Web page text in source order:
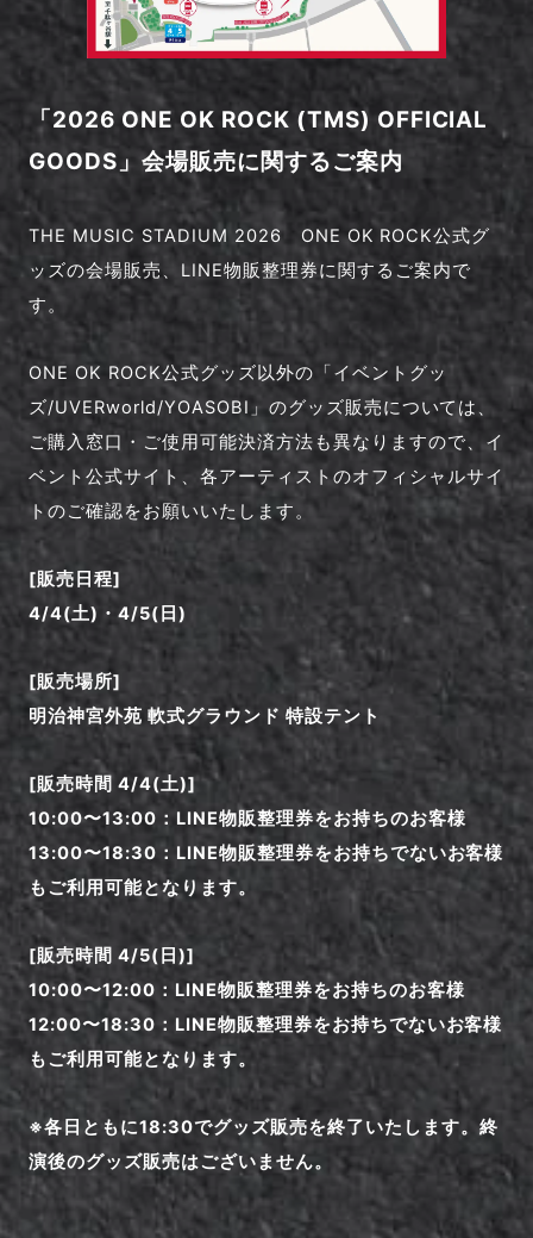
「2026 ONE OK ROCK (TMS) OFFICIAL
GOODS」会場販売に関するご案内
THE MUSIC STADIUM 2026 ONE OK ROCK公式グ
ッズの会場販売、LINE物販整理券に関するご案内で
す。
ONE OK ROCK公式グッズ以外の「イベントグッ
ズ/UVERworld/YOASOBI」のグッズ販売については、
ご購入窓口・ご使用可能決済方法も異なりますので、イ
ベント公式サイト、各アーティストのオフィシャルサイ
トのご確認をお願いいたします。
[販売日程]
4/4(土)・4/5(日)
[販売場所]
明治神宮外苑 軟式グラウンド 特設テント
[販売時間 4/4(土)]
10:00〜13:00：LINE物販整理券をお持ちのお客様
13:00〜18:30：LINE物販整理券をお持ちでないお客様
もご利用可能となります。
[販売時間 4/5(日)]
10:00〜12:00：LINE物販整理券をお持ちのお客様
12:00〜18:30：LINE物販整理券をお持ちでないお客様
もご利用可能となります。
※各日ともに18:30でグッズ販売を終了いたします。終
演後のグッズ販売はございません。